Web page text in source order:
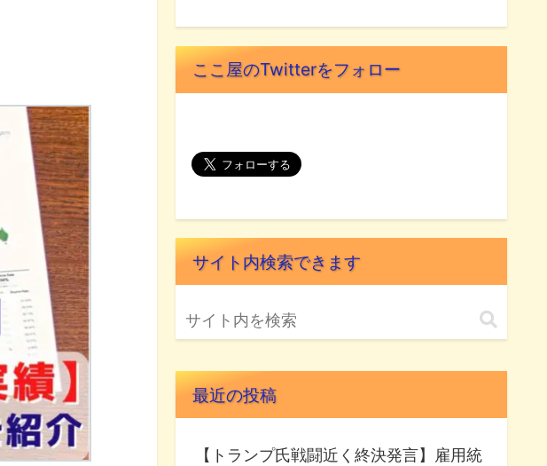
ここ屋のTwitterをフォロー
サイト内検索できます
最近の投稿
【トランプ氏戦闘近く終決発言】雇用統